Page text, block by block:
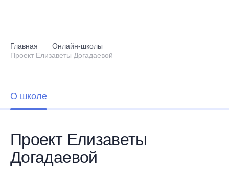
Главная
Онлайн-школы
Проект Елизаветы Догадаевой
О школе
Проект Елизаветы
Догадаевой